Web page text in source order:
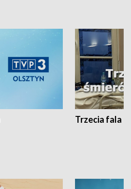
Trzecia fala -